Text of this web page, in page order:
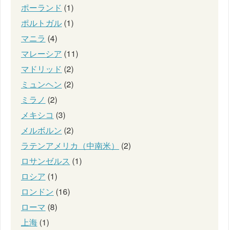
ポーランド (1)
ポルトガル (1)
マニラ (4)
マレーシア (11)
マドリッド (2)
ミュンヘン (2)
ミラノ (2)
メキシコ (3)
メルボルン (2)
ラテンアメリカ（中南米）
(2)
ロサンゼルス (1)
ロシア (1)
ロンドン (16)
ローマ (8)
上海 (1)